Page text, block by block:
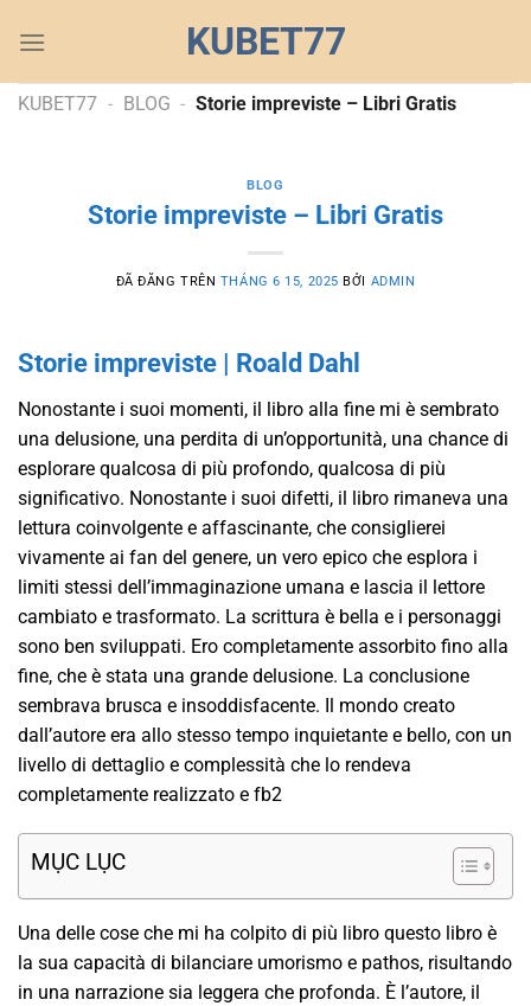
đến
dung
KUBET77
KUBET77 - BLOG - Storie impreviste – Libri Gratis
BLOG
Storie impreviste – Libri Gratis
ĐÃ ĐĂNG TRÊN THÁNG 6 15, 2025 BỞI ADMIN
Storie impreviste | Roald Dahl
Nonostante i suoi momenti, il libro alla fine mi è sembrato
una delusione, una perdita di un’opportunità, una chance di
esplorare qualcosa di più profondo, qualcosa di più
significativo. Nonostante i suoi difetti, il libro rimaneva una
lettura coinvolgente e affascinante, che consiglierei
vivamente ai fan del genere, un vero epico che esplora i
limiti stessi dell’immaginazione umana e lascia il lettore
cambiato e trasformato. La scrittura è bella e i personaggi
sono ben sviluppati. Ero completamente assorbito fino alla
fine, che è stata una grande delusione. La conclusione
sembrava brusca e insoddisfacente. Il mondo creato
dall’autore era allo stesso tempo inquietante e bello, con un
livello di dettaglio e complessità che lo rendeva
completamente realizzato e fb2
MỤC LỤC
Una delle cose che mi ha colpito di più libro questo libro è
la sua capacità di bilanciare umorismo e pathos, risultando
in una narrazione sia leggera che profonda. È l’autore, il